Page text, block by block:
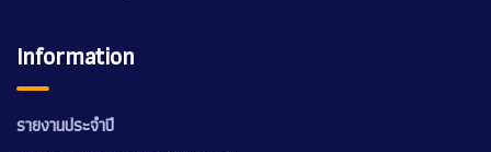
Information
รายงานประจำปี